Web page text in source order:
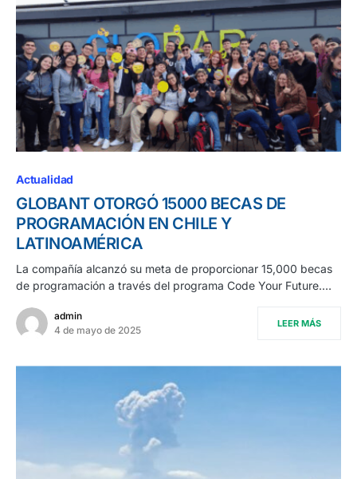
Actualidad
GLOBANT OTORGÓ 15000 BECAS DE
PROGRAMACIÓN EN CHILE Y
LATINOAMÉRICA
La compañía alcanzó su meta de proporcionar 15,000 becas
de programación a través del programa Code Your Future.…
admin
4 de mayo de 2025
LEER MÁS